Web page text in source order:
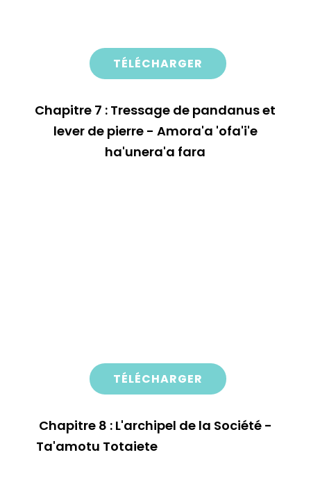
TÉLÉCHARGER
Chapitre 7 : Tressage de pandanus et
lever de pierre - Amora'a 'ofa'i'e
ha'unera'a fara
TÉLÉCHARGER
Chapitre 8 : L'archipel de la Société -
Ta'amotu Totaiete